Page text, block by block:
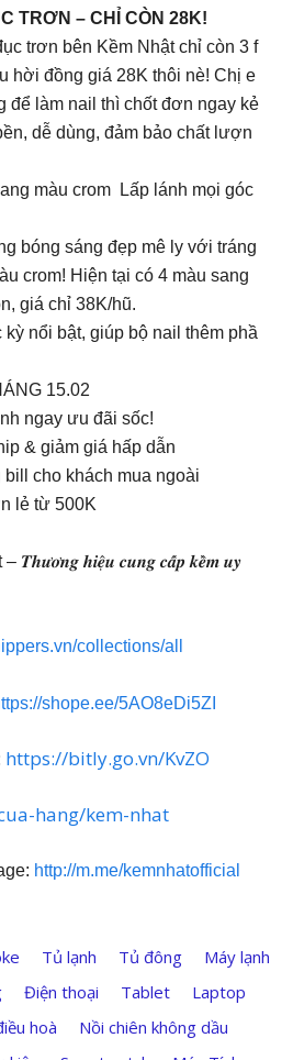
TRƠN – CHỈ CÒN 28K!
trơn bên Kềm Nhật chỉ còn 3 f
hời đồng giá 28K thôi nè! Chị e
để làm nail thì chốt đơn ngay kẻ
dễ dùng, đảm bảo chất lượn
màu crom Lấp lánh mọi góc
bóng sáng đẹp mê ly với tráng
crom! Hiện tại có 4 màu sang
giá chỉ 38K/hũ.
nổi bật, giúp bộ nail thêm phầ
15.02
ngay ưu đãi sốc!
& giảm giá hấp dẫn
cho khách mua ngoài
lẻ từ 500K
𝒉𝒊𝒆̣̂𝒖 𝒄𝒖𝒏𝒈 𝒄𝒂̂́𝒑 𝒌𝒆̂̀𝒎 𝒖𝒚
collections/all
shope.ee/5AO8eDi5ZI
https://bitly.go.vn/KvZO
hang/kem-nhat
http://m.me/kemnhatofficial
Tủ lạnh Tủ đông
Máy lạnh
Điện thoại Tablet
Laptop
hoà
Nồi chiên không dầu